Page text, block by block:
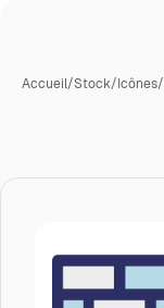
Accueil/Stock/Icônes/